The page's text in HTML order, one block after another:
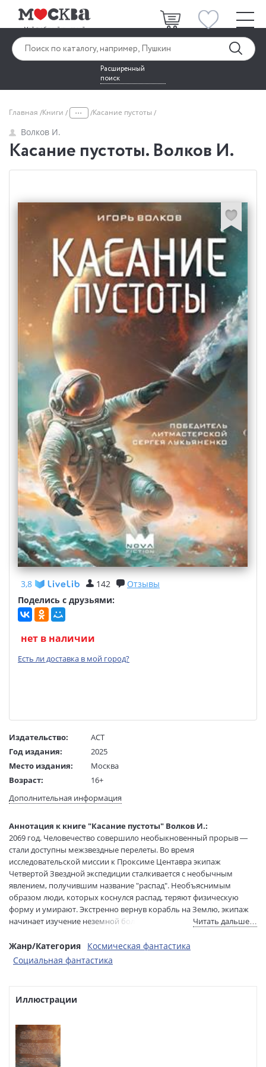
Расширенный
поиск
Главная Книги ... Касание пустоты
Волков И.
Касание пустоты. Волков И.
3,8 142
Отзывы
Поделись с друзьями:
нет в наличии
Есть ли доставка в мой город?
Издательство:
АСТ
Год издания:
2025
Место издания:
Москва
Возраст:
16+
Язык текста:
русский
Тип обложки:
Твердый переплет
Формат:
84х108 1/32
Размеры в мм
(ДхШхВ):
208x130x28
Вес:
320 гр.
Страниц:
320
Тираж:
3000 экз.
Код товара:
1219700
Артикул:
ASE000000000886048
ISBN:
978-5-17-170114-7
Дополнительная информация
Аннотация к книге "Касание пустоты" Волков И.:
2069 год. Человечество совершило необыкновенный прорыв —
стали доступны межзвездные перелеты. Во время
исследовательской миссии к Проксиме Центавра экипаж
Четвертой Звездной экспедиции сталкивается с необычным
явлением, получившим название "распад". Необъяснимым
образом люди, которых коснулся распад, теряют физическую
форму и умирают. Экстренно вернув корабль на Землю, экипаж
начинает изучение неземной болезни. Пилот экспедиции Алексей
исследований.
Читать дальше…
Жанр/Категория
Космическая фантастика
Социальная фантастика
Иллюстрации